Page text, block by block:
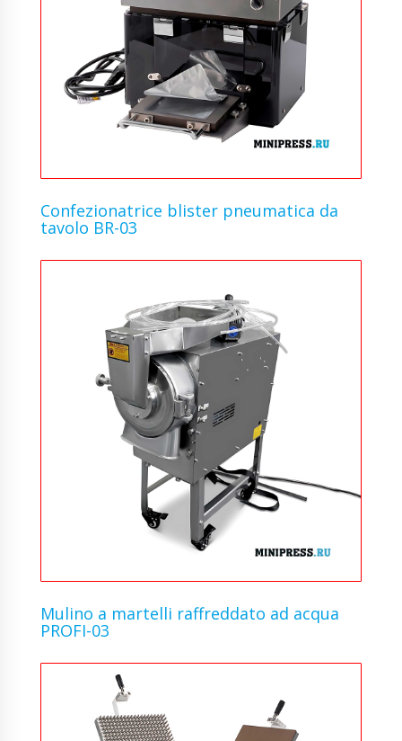
Confezionatrice blister pneumatica da
tavolo BR-03
Mulino a martelli raffreddato ad acqua
PROFI-03